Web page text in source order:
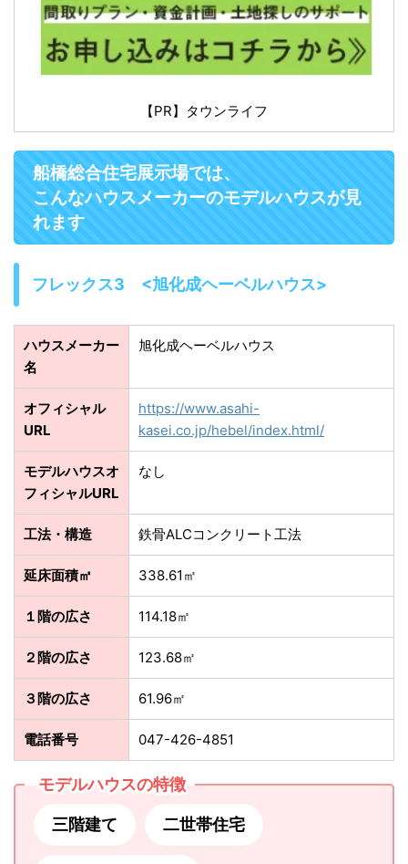
【PR】タウンライフ
船橋総合住宅展示場では、
こんなハウスメーカーのモデルハウスが見
れます
フレックス3 <旭化成ヘーベルハウス>
ハウスメーカー
名
旭化成ヘーベルハウス
オフィシャル
URL
https://www.asahi-
kasei.co.jp/hebel/index.html/
モデルハウスオ
フィシャルURL
なし
工法・構造 鉄骨ALCコンクリート工法
延床面積㎡ 338.61㎡
１階の広さ 114.18㎡
２階の広さ 123.68㎡
３階の広さ 61.96㎡
電話番号 047-426-4851
モデルハウスの特徴
三階建て 二世帯住宅